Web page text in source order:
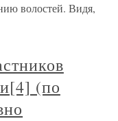
волостей. Видя,
(по